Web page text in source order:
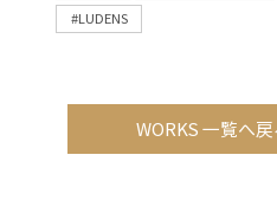
#LUDENS
WORKS 一覧へ